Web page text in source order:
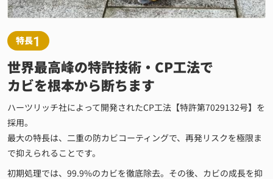
特長1
世界最高峰の特許技術・CP工法で
カビを根本から断ちます
ハーツリッチ社によって開発されたCP工法【特許第7029132号】を
採用。
最大の特長は、二重の防カビコーティングで、再発リスクを極限ま
で抑えられることです。
初期処理では、99.9%のカビを徹底除去。その後、カビの成長を抑